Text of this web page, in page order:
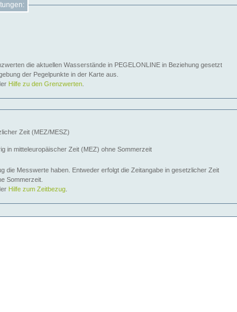
die aktuellen Wasserstände in PEGELONLINE in Beziehung gesetzt
der Pegelpunkte in der Karte aus.
Hilfe zu den Grenzwerten
Zeit (MEZ/MESZ)
in mitteleuropäischer Zeit (MEZ) ohne Sommerzeit
die Messwerte haben. Entweder erfolgt die Zeitangabe in gesetzlicher Zeit
Sommerzeit.
Hilfe zum Zeitbezug